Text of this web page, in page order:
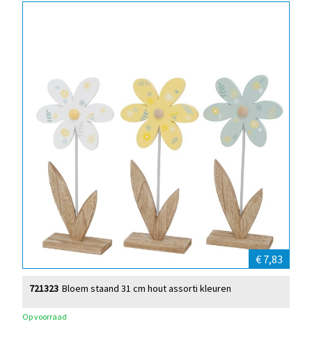
€ 7,83
Bloem staand 31 cm hout assorti kleuren
721323
Op voorraad